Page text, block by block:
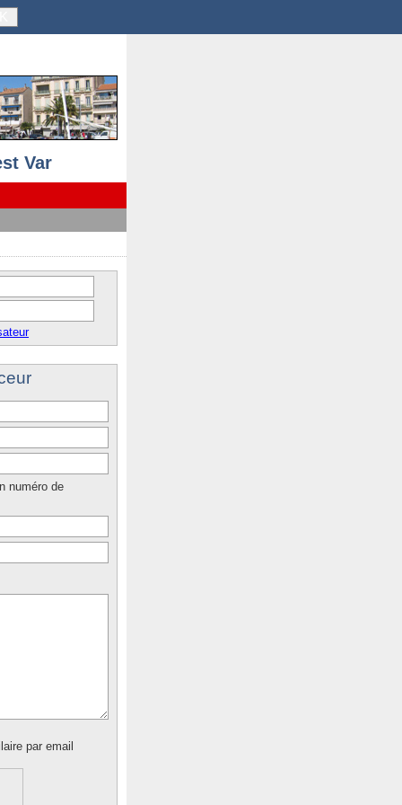
Var
numéro de
par email